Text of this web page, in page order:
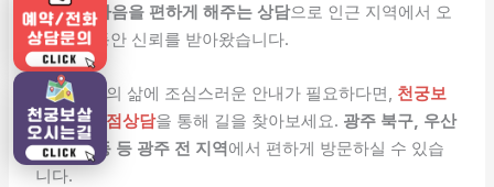
해석과, 마음을 편하게 해주는 상담으로 인근 지역에서 오
랜 시간 동안 신뢰를 받아왔습니다.
지금 당신의 삶에 조심스러운 안내가 필요하다면, 천궁보
살과의 신점상담을 통해 길을 찾아보세요. 광주 북구, 우산
동, 두암동 등 광주 전 지역에서 편하게 방문하실 수 있습
니다.